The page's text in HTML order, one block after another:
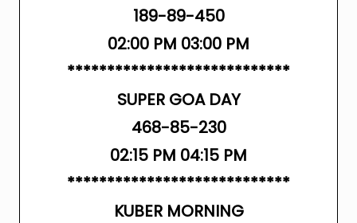
189-89-450
02:00 PM 03:00 PM
****************************
SUPER GOA DAY
468-85-230
02:15 PM 04:15 PM
****************************
KUBER MORNING